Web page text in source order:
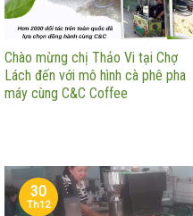
Chào mừng chị Thảo Vi tại Chợ
Lách đến với mô hình cà phê pha
máy cùng C&C Coffee
30
Th12